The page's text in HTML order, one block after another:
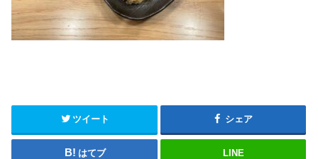
ツイート シェア
はてブ LINE